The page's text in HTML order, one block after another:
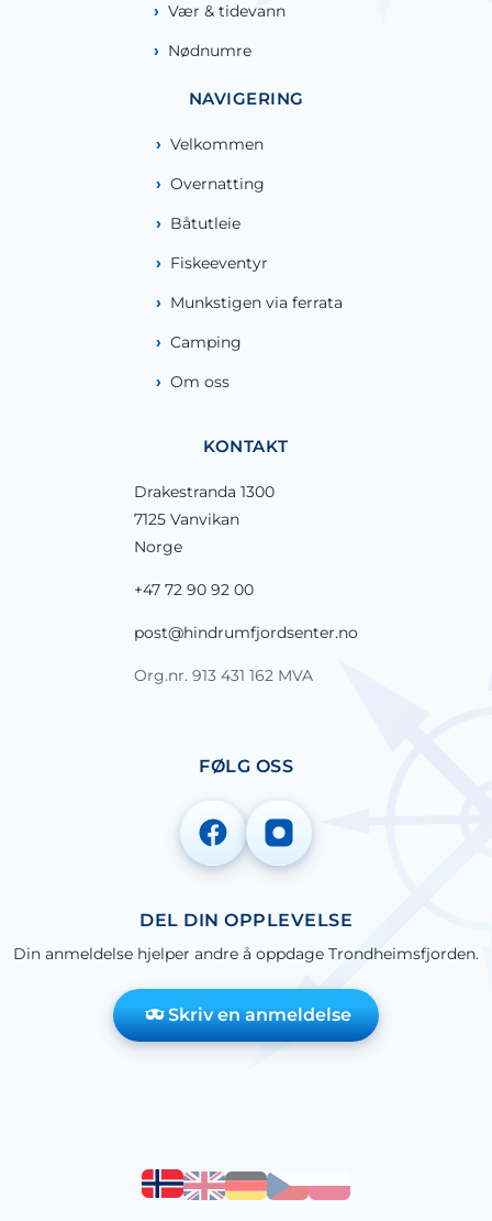
NAVIGERING
Velkommen
Overnatting
Båtutleie
Fiskeeventyr
Munkstigen via ferrata
Camping
Om oss
KONTAKT
Drakestranda 1300
7125 Vanvikan
Norge
+47 72 90 92 00
post@hindrumfjordsenter.no
Org.nr. 913 431 162 MVA
Vær & tidevann
Nødnumre
FØLG OSS
DEL DIN OPPLEVELSE
Din anmeldelse hjelper andre å oppdage Trondheimsfjorden.
Skriv en anmeldelse